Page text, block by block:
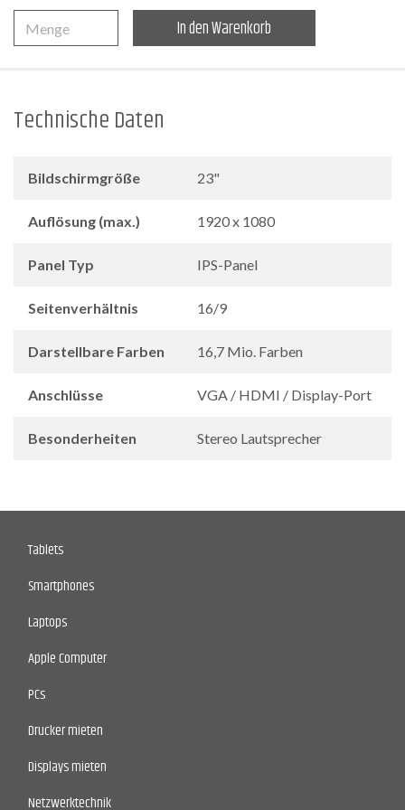
In den Warenkorb
Technische Daten
Bildschirmgröße 23"
Auflösung (max.) 1920 x 1080
Panel Typ IPS-Panel
Seitenverhältnis 16/9
Darstellbare Farben 16,7 Mio. Farben
Anschlüsse VGA / HDMI / Display-Port
Besonderheiten Stereo Lautsprecher
Tablets
Smartphones
Laptops
Apple Computer
PCs
Drucker mieten
Displays mieten
Netzwerktechnik